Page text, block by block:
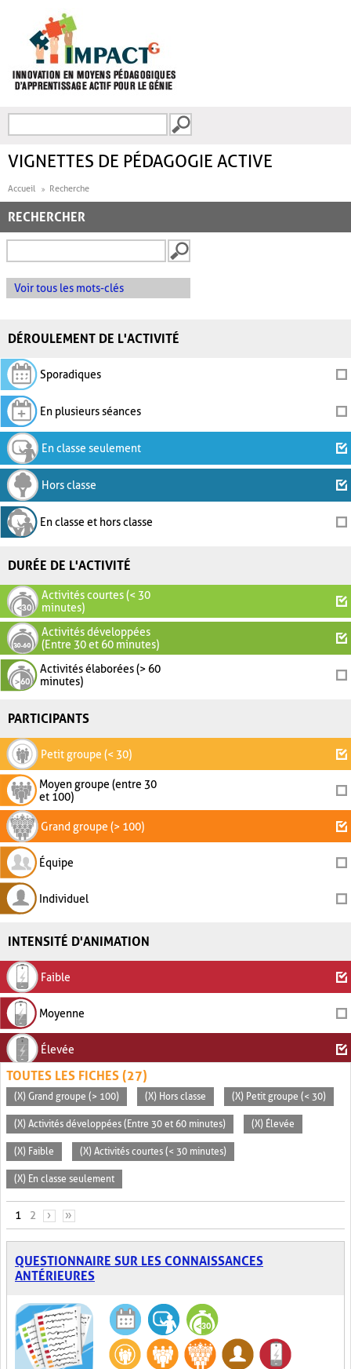
FORMULAIRE DE
VIGNETTES DE PÉDAGOGIE ACTIVE
Accueil Recherche
RECHERCHER
Voir tous les mots-clés
DÉROULEMENT DE L'ACTIVITÉ
Sporadiques
En plusieurs séances
En classe seulement
Hors classe
En classe et hors classe
DURÉE DE L'ACTIVITÉ
Activités courtes (< 30
minutes)
Activités développées
(Entre 30 et 60 minutes)
Activités élaborées (> 60
minutes)
PARTICIPANTS
Petit groupe (< 30)
Moyen groupe (entre 30
et 100)
Grand groupe (> 100)
Équipe
Individuel
INTENSITÉ D'ANIMATION
Faible
Moyenne
Élevée
TOUTES LES FICHES (27)
(X) Grand groupe (> 100) (X) Hors classe (X) Petit groupe (< 30)
(X) Activités développées (Entre 30 et 60 minutes) (X) Élevée
(X) Faible (X) Activités courtes (< 30 minutes)
(X) En classe seulement
PAGES
1 2 › »
QUESTIONNAIRE SUR LES CONNAISSANCES
ANTÉRIEURES